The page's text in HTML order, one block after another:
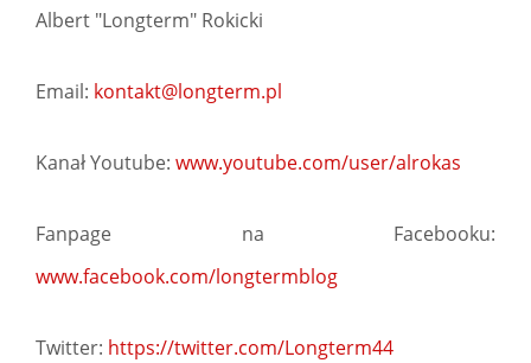
Albert "Longterm" Rokicki
Email: kontakt@longterm.pl
Kanał Youtube: www.youtube.com/user/alrokas
Fanpage na Facebooku:
www.facebook.com/longtermblog
Twitter: https://twitter.com/Longterm44